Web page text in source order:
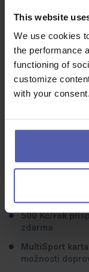
This website
We use cookies
the performance
functioning of
customize
with your consent.
kvalitní odborné
Příjemné
Co dostanete
3 000 Kč/měsíc
500 Kč/rok
zdarma
MultiSport karta
možnosti